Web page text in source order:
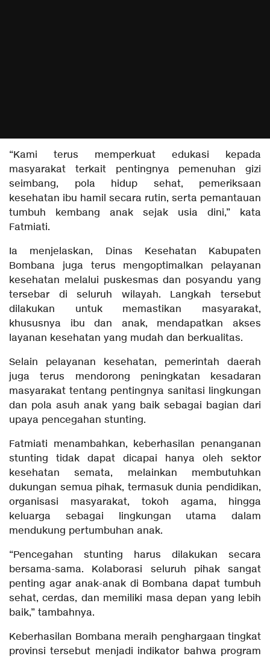
“Kami terus memperkuat edukasi kepada
masyarakat terkait pentingnya pemenuhan gizi
seimbang, pola hidup sehat, pemeriksaan
kesehatan ibu hamil secara rutin, serta pemantauan
tumbuh kembang anak sejak usia dini,” kata
Fatmiati.
Ia menjelaskan, Dinas Kesehatan Kabupaten
Bombana juga terus mengoptimalkan pelayanan
kesehatan melalui puskesmas dan posyandu yang
tersebar di seluruh wilayah. Langkah tersebut
dilakukan untuk memastikan masyarakat,
khususnya ibu dan anak, mendapatkan akses
layanan kesehatan yang mudah dan berkualitas.
Selain pelayanan kesehatan, pemerintah daerah
juga terus mendorong peningkatan kesadaran
masyarakat tentang pentingnya sanitasi lingkungan
dan pola asuh anak yang baik sebagai bagian dari
upaya pencegahan stunting.
Fatmiati menambahkan, keberhasilan penanganan
stunting tidak dapat dicapai hanya oleh sektor
kesehatan semata, melainkan membutuhkan
dukungan semua pihak, termasuk dunia pendidikan,
organisasi masyarakat, tokoh agama, hingga
keluarga sebagai lingkungan utama dalam
mendukung pertumbuhan anak.
“Pencegahan stunting harus dilakukan secara
bersama-sama. Kolaborasi seluruh pihak sangat
penting agar anak-anak di Bombana dapat tumbuh
sehat, cerdas, dan memiliki masa depan yang lebih
baik,” tambahnya.
Keberhasilan Bombana meraih penghargaan tingkat
provinsi tersebut menjadi indikator bahwa program